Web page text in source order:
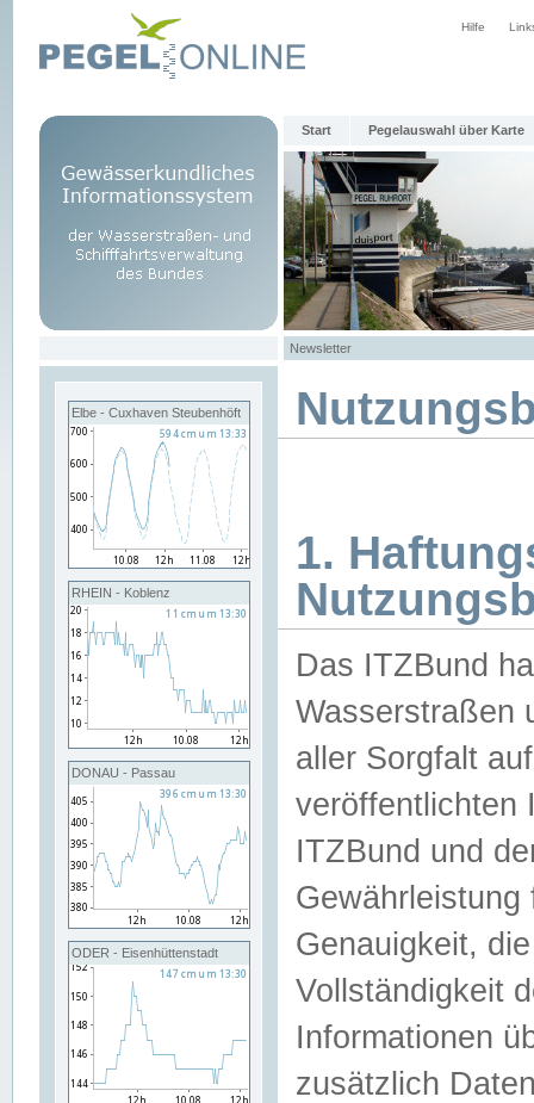
Hilfe
Start Pegelauswahl über Karte
Newsletter
Elbe - Cuxhaven Steubenhöft
RHEIN - Koblenz
DONAU - Passau
ODER - Eisenhüttenstadt
1.
Das ITZBund
Wasserstraßen
aller Sorgfalt
veröffentlichten
ITZBund und
Genauigkeit,
Vollständigkeit
Informationen
zusätzlich